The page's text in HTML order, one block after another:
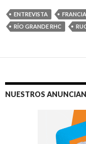
ENTREVISTA FRANCIA
RÍO GRANDE RHC
NUESTROS